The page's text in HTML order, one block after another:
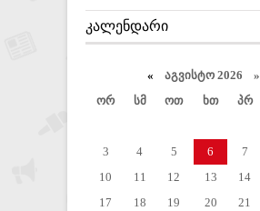
ᲙᲐᲚᲔᲜᲓᲐᲠᲘ
« აგვისტო 2026 »
ორ
სმ ოთ ხთ პრ
3
4 5 6 7
10
11 12 13 14
17
18 19 20 21